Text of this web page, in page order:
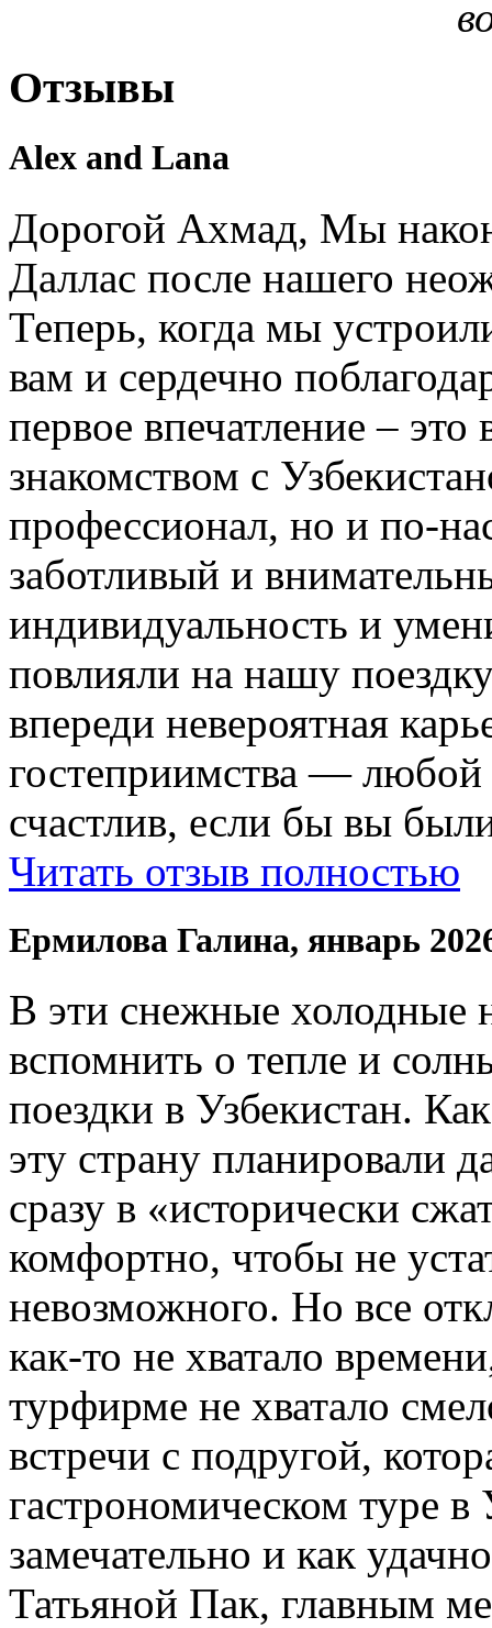
Отзывы
Alex and Lana
Дорогой Ахмад, Мы
Даллас после нашего
Теперь, когда мы
вам и сердечно
первое впечатление –
знакомством с
профессионал, но и по-
заботливый и
индивидуальность и
повлияли на нашу
впереди невероятная
гостеприимства —
счастлив, если бы вы
Читать отзыв полностью
Ермилова Галина, январь
В эти снежные холодные
вспомнить о тепле и
поездки в Узбекистан.
эту страну планировали
сразу в «исторически
комфортно, чтобы не
невозможного. Но все
как-то не хватало
турфирме не хватало
встречи с подругой,
гастрономическом туре
замечательно и как
Татьяной Пак, главным